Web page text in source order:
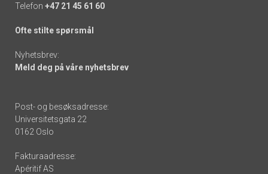
Telefon +47 21 45 61 60
Ofte stilte spørsmål
Nyhetsbrev:
Meld deg på våre nyhetsbrev
Post- og besøksadresse:
Universitetsgata 22
0162 Oslo
Fakturaadresse:
Apéritif AS